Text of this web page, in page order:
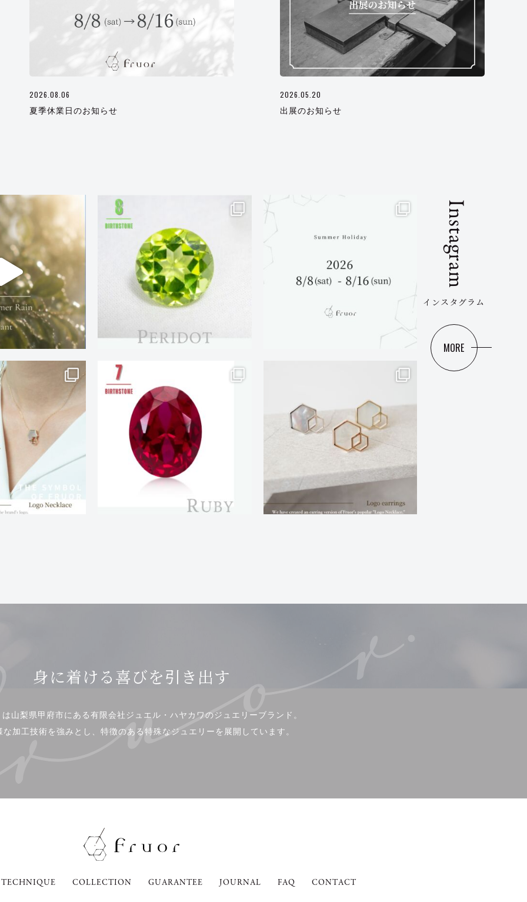
2026.08.06
夏季休業日のお知らせ
2026.05.20
出展のお知らせ
Instagram
インスタグラム
MORE
身に着ける喜びを引き出す
山梨県甲府市にある有限会社ジュエル・ハヤカワのジュエリーブランド。
な加工技術を強みとし、特徴のある特殊なジュエリーを展開しています。
TECHNIQUE COLLECTION GUARANTEE JOURNAL FAQ CONTACT